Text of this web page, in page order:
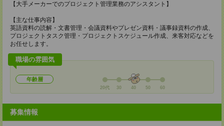
【大手メーカーでのプロジェクト管理業務のアシスタント】
【主な仕事内容】
英語資料の読解・文書管理・会議資料やプレゼン資料・議事録資料の作成、
プロジェクトタスク管理・プロジェクトスケジュール作成、来客対応などを
お任せします。
職場の雰囲気
年齢層
20代 30 40 50 60
募集情報